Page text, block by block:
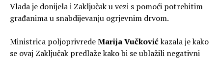
Vlada je donijela i Zaključak u vezi s pomoći potrebitim
građanima u snabdijevanju ogrjevnim drvom.
Ministrica poljoprivredeMarija Vučkovićkazala je kako
se ovaj Zaključak predlaže kako bi se ublažili negativni